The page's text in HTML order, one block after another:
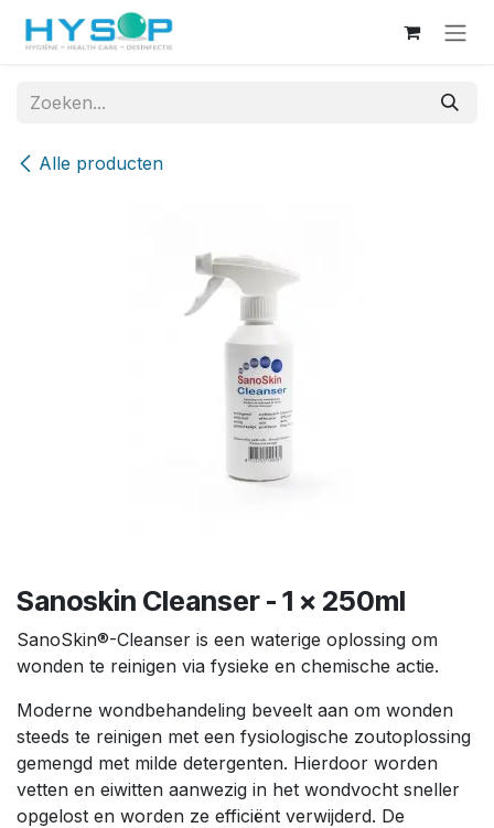
Overslaan naar inhoud
Alle producten
Sanoskin Cleanser - 1 x 250ml
SanoSkin®-Cleanser is een waterige oplossing om
wonden te reinigen via fysieke en chemische actie.
Moderne wondbehandeling beveelt aan om wonden
steeds te reinigen met een fysiologische zoutoplossing
gemengd met milde detergenten. Hierdoor worden
vetten en eiwitten aanwezig in het wondvocht sneller
opgelost en worden ze efficiënt verwijderd. De